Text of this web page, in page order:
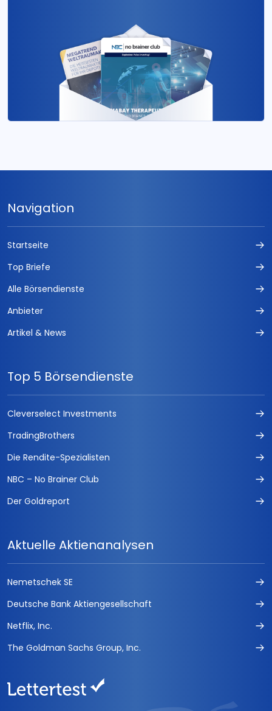
Navigation
Startseite
Top Briefe
Alle Börsendienste
Anbieter
Artikel & News
Top 5 Börsendienste
Cleverselect Investments
TradingBrothers
Die Rendite-Spezialisten
NBC – No Brainer Club
Der Goldreport
Aktuelle Aktienanalysen
Nemetschek SE
Deutsche Bank Aktiengesellschaft
Netflix, Inc.
The Goldman Sachs Group, Inc.